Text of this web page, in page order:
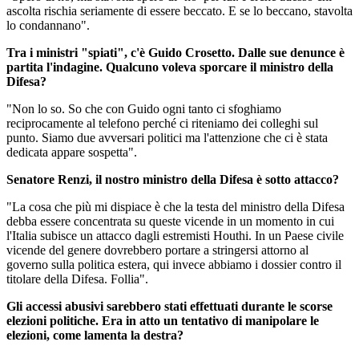
ascolta rischia seriamente di essere beccato. E se lo beccano, stavolta
lo condannano".
Tra i ministri "spiati", c'è Guido Crosetto. Dalle sue denunce è
partita l'indagine. Qualcuno voleva sporcare il ministro della
Difesa?
"Non lo so. So che con Guido ogni tanto ci sfoghiamo
reciprocamente al telefono perché ci riteniamo dei colleghi sul
punto. Siamo due avversari politici ma l'attenzione che ci è stata
dedicata appare sospetta".
Senatore Renzi, il nostro ministro della Difesa è sotto attacco?
"La cosa che più mi dispiace è che la testa del ministro della Difesa
debba essere concentrata su queste vicende in un momento in cui
l'Italia subisce un attacco dagli estremisti Houthi. In un Paese civile
vicende del genere dovrebbero portare a stringersi attorno al
governo sulla politica estera, qui invece abbiamo i dossier contro il
titolare della Difesa. Follia".
Gli accessi abusivi sarebbero stati effettuati durante le scorse
elezioni politiche. Era in atto un tentativo di manipolare le
elezioni, come lamenta la destra?